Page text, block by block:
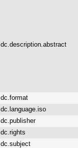
dc.description.abstract
dc.format
dc.language.iso
dc.publisher
dc.rights
dc.subject